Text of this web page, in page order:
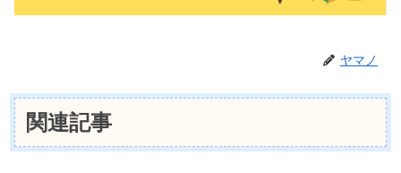
ヤマノ
関連記事